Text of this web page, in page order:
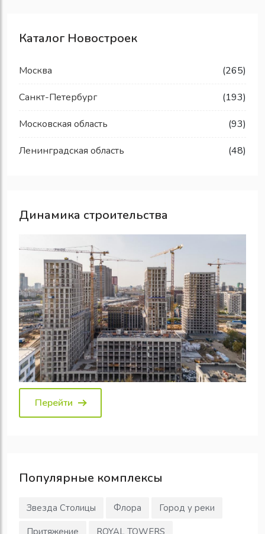
Каталог Новостроек
Москва (265)
Санкт-Петербург (193)
Московская область (93)
Ленинградская область (48)
Динамика строительства
Перейти
Популярные комплексы
Звезда Столицы Флора
Город у реки
Притяжение
ROYAL TOWERS